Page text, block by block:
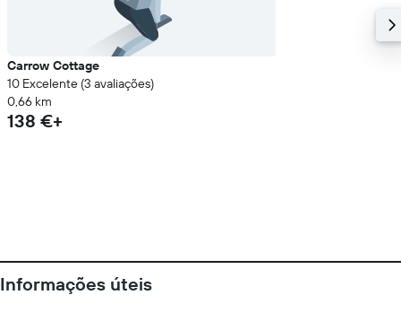
Carrow Cottage
10 Excelente (3 avaliações)
0,66 km
138 €+
Informações úteis